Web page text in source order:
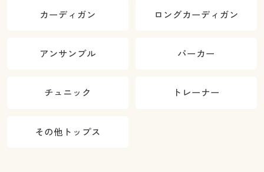
カーディガン ロングカーディガン
アンサンブル パーカー
チュニック トレーナー
その他トップス